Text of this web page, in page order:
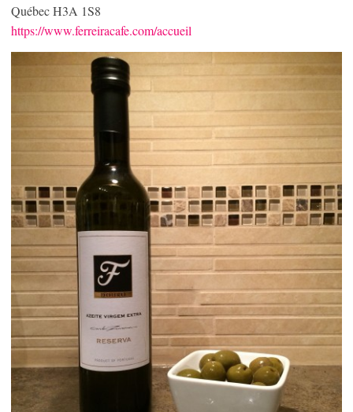
Québec H3A 1S8
https://www.ferreiracafe.com/accueil